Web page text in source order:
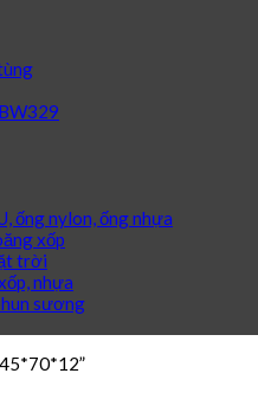
ống nylon, ống nhựa
xốp
trời
nhựa
sương